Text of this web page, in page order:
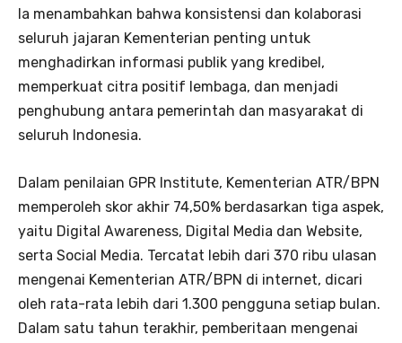
Ia menambahkan bahwa konsistensi dan kolaborasi
seluruh jajaran Kementerian penting untuk
menghadirkan informasi publik yang kredibel,
memperkuat citra positif lembaga, dan menjadi
penghubung antara pemerintah dan masyarakat di
seluruh Indonesia.
Dalam penilaian GPR Institute, Kementerian ATR/BPN
memperoleh skor akhir 74,50% berdasarkan tiga aspek,
yaitu Digital Awareness, Digital Media dan Website,
serta Social Media. Tercatat lebih dari 370 ribu ulasan
mengenai Kementerian ATR/BPN di internet, dicari
oleh rata-rata lebih dari 1.300 pengguna setiap bulan.
Dalam satu tahun terakhir, pemberitaan mengenai